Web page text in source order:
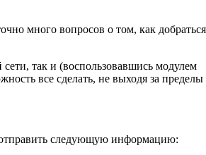
много вопросов о том, как добраться
так и (воспользовавшись модулем
все сделать, не выходя за пределы
следующую информацию: